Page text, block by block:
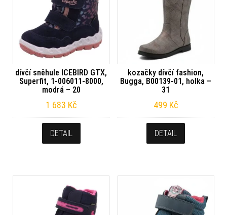
dívčí sněhule ICEBIRD GTX,
Superfit, 1-006011-8000,
modrá – 20
1 683 Kč
DETAIL
kozačky dívčí fashion,
Bugga, B00139-01, holka –
31
499 Kč
DETAIL